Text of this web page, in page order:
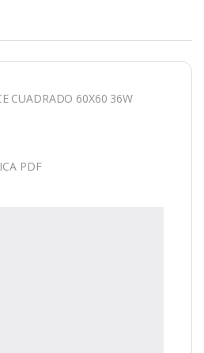
CUADRADO 60X60 36W
PDF